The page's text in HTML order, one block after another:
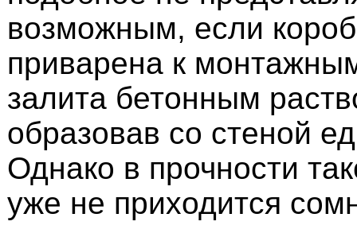
возможным, если
приварена к
залита бетонным
образовав со стеной
Однако в прочности
уже не приходится